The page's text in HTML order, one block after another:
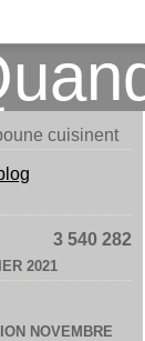
3 540 282
2021
NOVEMBRE